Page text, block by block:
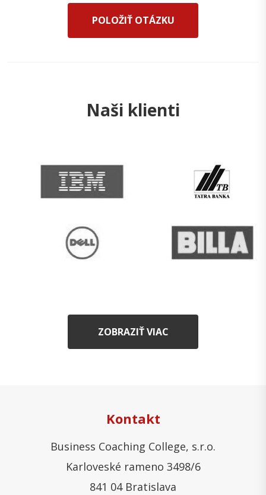
POLOŽIŤ OTÁZKU
Naši klienti
ZOBRAZIŤ VIAC
Kontakt
Business Coaching College, s.r.o.
Karloveské rameno 3498/6
841 04 Bratislava